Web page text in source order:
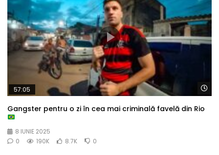
57:05
Gangster pentru o zi în cea mai criminală favelă din Rio
8 IUNIE 2025
0
190K 8.7K 0